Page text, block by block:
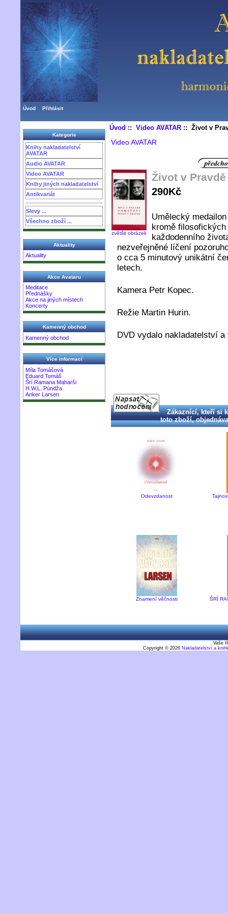
Úvod Přihlásit
Kategorie
Knihy nakladatelství
AVATAR
Audio AVATAR
Video AVATAR
Knihy jiných nakladatelství
Antikvariát
Slevy ...
Všechno zboží ...
Aktuality
Aktuality
Akce Avataru
Meditace
Přednášky
Akce na jiných místech
Koncerty
Kamenný obchod
Kamenný obchod
Více informací
Míla Tomášová
Eduard Tomáš
Šrí Ramana Maharši
H.W.L. Púndža
Anker Larsen
Úvod :: Video AVATAR:: Život v
Video AVATAR
zvětšit obrázek
Život v Pravdě
290Kč
Umělecký
kromě
každodenního
nezveřejněné líčení
o cca 5 minutový unikátní
letech.
Kamera Petr Kopec.
Režie Martin Hurin.
DVD vydalo nakladatelství
Zákaznící, kteří si
toto zboží,
Odevzdanost
Znamení věčnosti ŠRÍ
Vaše
Copyright © 2026 Nakladatelství a